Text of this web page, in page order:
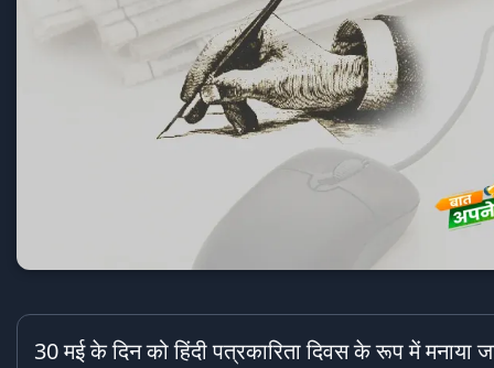
30 मई के दिन को हिंदी पत्रकारिता दिवस के रूप में मनाया